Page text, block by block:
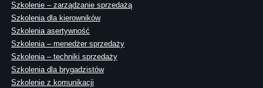
Szkolenie – zarządzanie sprzedażą
Szkolenia dla kierowników
Szkolenia asertywność
Szkolenia – menedżer sprzedaży
Szkolenia – techniki sprzedaży
Szkolenia dla brygadzistów
Szkolenie z komunikacji